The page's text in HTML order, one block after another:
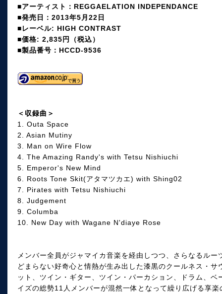
■アーティスト：REGGAELATION INDEPENDANCE
■発売日：2013年5月22日
■レーベル: HIGH CONTRAST
■価格: 2,835円（税込）
■製品番号：HCCD-9536
＜収録曲＞
1. Outa Space
2. Asian Mutiny
3. Man on Wire Flow
4. The Amazing Randy's with Tetsu Nishiuchi
5. Emperor's New Mind
6. Roots Tone Skit(アタマツカエ) with Shing02
7. Pirates with Tetsu Nishiuchi
8. Judgement
9. Columba
10. New Day with Wagane N'diaye Rose
メンバー全員がジャマイカ音楽を経由しつつ、さらなるル
どまらない好奇心と情熱が生み出した漆黒のクールネス・
ット、ツイン・ギター、ツイン・パーカション、ドラム、
イズの総勢11人メンバーが混然一体となって繰り広げる享